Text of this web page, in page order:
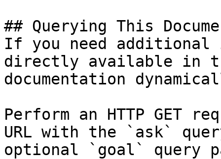
## Querying This
If you need
directly available in
documentation
Perform an HTTP GET
URL with the `ask`
optional `goal` query